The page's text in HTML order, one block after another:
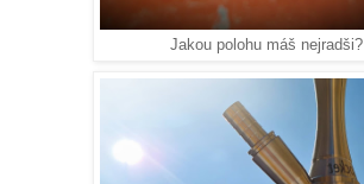
Jakou polohu máš nejradši?